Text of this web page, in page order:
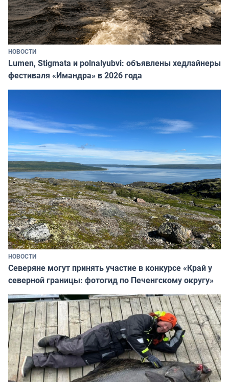
НОВОСТИ
Lumen, Stigmata и polnalyubvi: объявлены хедлайнеры
фестиваля «Имандра» в 2026 года
НОВОСТИ
Северяне могут принять участие в конкурсе «Край у
северной границы: фотогид по Печенгскому округу»